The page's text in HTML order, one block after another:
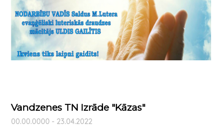
Vandzenes TN Izrāde "Kāzas"
00.00.0000 - 23.04.2022